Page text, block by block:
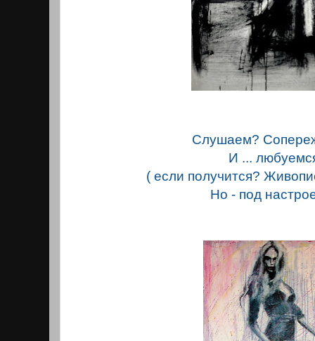
Слушаем?
И ...
( если получится?
Но - под